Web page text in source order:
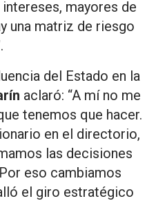
mayores de
una matriz de riesgo
del Estado en la
aclaró: “A mí no me
tenemos que hacer.
en el directorio,
las decisiones
eso cambiamos
el giro estratégico